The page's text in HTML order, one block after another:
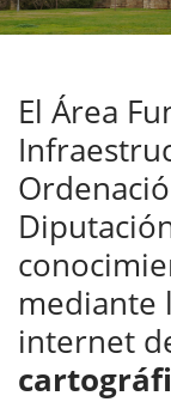
El Área
mediante
internet